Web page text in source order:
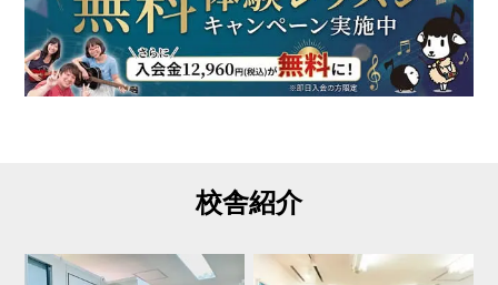
校舎紹介